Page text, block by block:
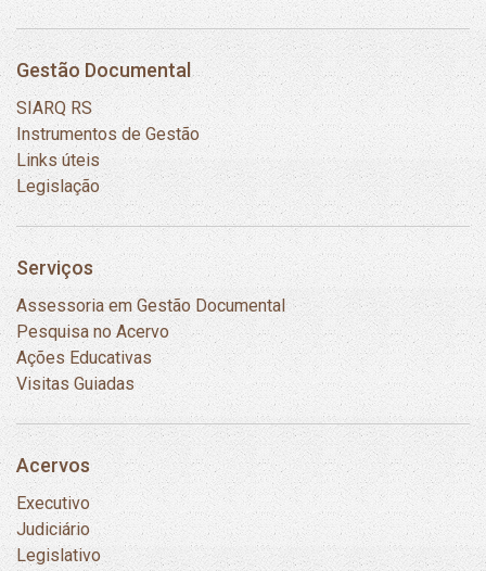
Gestão Documental
SIARQ RS
Instrumentos de Gestão
Links úteis
Legislação
Serviços
Assessoria em Gestão Documental
Pesquisa no Acervo
Ações Educativas
Visitas Guiadas
Acervos
Executivo
Judiciário
Legislativo